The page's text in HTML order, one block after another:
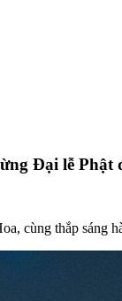
Đại lễ Phật
cùng thắp sáng